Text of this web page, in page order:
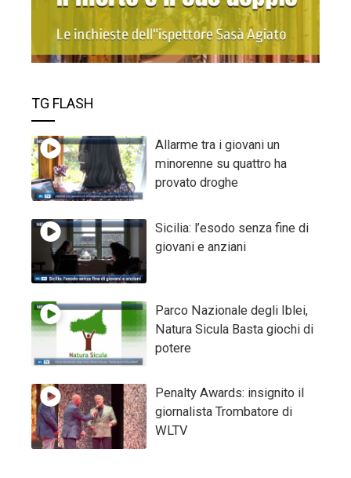
TG FLASH
Allarme tra i giovani un
minorenne su quattro ha
provato droghe
Sicilia: l’esodo senza fine di
giovani e anziani
Parco Nazionale degli Iblei,
Natura Sicula Basta giochi di
potere
Penalty Awards: insignito il
giornalista Trombatore di
WLTV